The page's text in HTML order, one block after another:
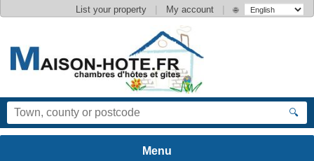
List your property | My account | 🌐
🔍